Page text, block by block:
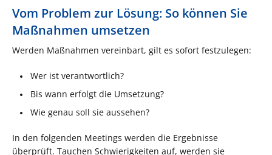
Vom Problem zur Lösung: So können Sie
Maßnahmen umsetzen
Werden Maßnahmen vereinbart, gilt es sofort festzulegen:
Wer ist verantwortlich?
Bis wann erfolgt die Umsetzung?
Wie genau soll sie aussehen?
In den folgenden Meetings werden die Ergebnisse
überprüft. Tauchen Schwierigkeiten auf, werden sie